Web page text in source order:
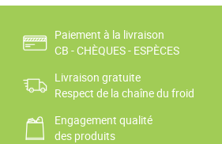
Paiement à la livraison
CB - CHÈQUES - ESPÈCES
Livraison gratuite
Respect de la chaîne du froid
Engagement qualité
des produits